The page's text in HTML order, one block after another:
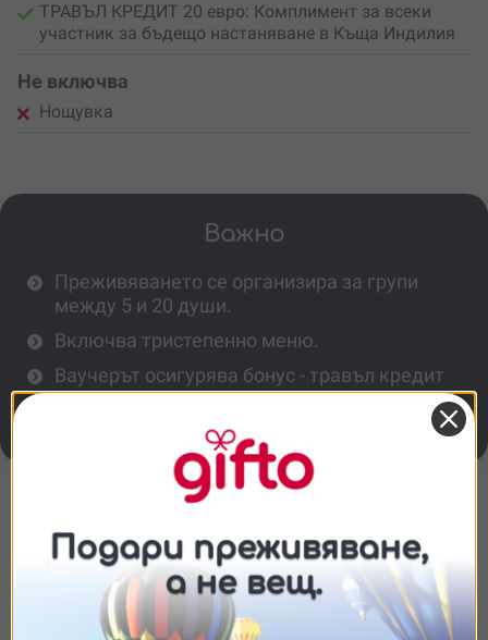
ТРАВЪЛ КРЕДИТ 20 евро: Комплимент за всеки
участник за бъдещо настаняване в Къща Индилия
Не включва
Нощувка
Важно
Преживяването се организира за групи
между 5 и 20 души.
Включва тристепенно меню.
Ваучерът осигурява бонус - травъл кредит
от 20 евро: Комплимент за всеки участник
за бъдещо настаняване в Къща Индилия.
Какви вина се дегустират?
За колко души е подходящо
Съгласие Подробности Относно